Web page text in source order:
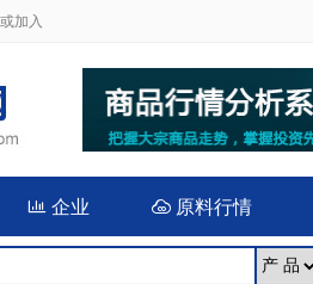
加入
企业 原料行情